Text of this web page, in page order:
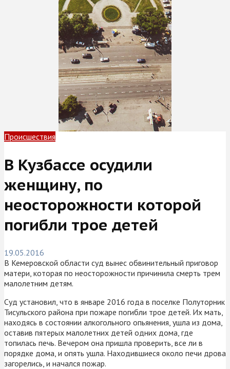
Происшествия
В Кузбассе осудили
женщину, по
неосторожности которой
погибли трое детей
19.05.2016
В Кемеровской области суд вынес обвинительный приговор
матери, которая по неосторожности причинила смерть трем
малолетним детям.
Суд установил, что в январе 2016 года в поселке Полуторник
Тисульского района при пожаре погибли трое детей. Их мать,
находясь в состоянии алкогольного опьянения, ушла из дома,
оставив пятерых малолетних детей одних дома, где
топилась печь. Вечером она пришла проверить, все ли в
порядке дома, и опять ушла. Находившиеся около печи дрова
загорелись, и начался пожар.